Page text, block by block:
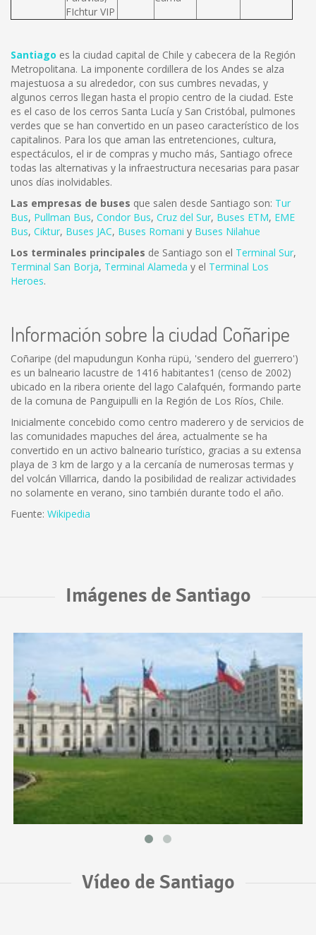
FIchtur VIP
Santiago es la ciudad capital de Chile y cabecera de la Región
Metropolitana. La imponente cordillera de los Andes se alza
majestuosa a su alrededor, con sus cumbres nevadas, y
algunos cerros llegan hasta el propio centro de la ciudad. Este
es el caso de los cerros Santa Lucía y San Cristóbal, pulmones
verdes que se han convertido en un paseo característico de los
capitalinos. Para los que aman las entretenciones, cultura,
espectáculos, el ir de compras y mucho más, Santiago ofrece
todas las alternativas y la infraestructura necesarias para pasar
unos días inolvidables.
Las empresas de buses que salen desde Santiago son: Tur
Bus, Pullman Bus, Condor Bus, Cruz del Sur, Buses ETM, EME
Bus, Ciktur, Buses JAC, Buses Romani y Buses Nilahue
Los terminales principales de Santiago son el Terminal Sur,
Terminal San Borja, Terminal Alameda y el Terminal Los
Heroes.
Información sobre la ciudad Coñaripe
Coñaripe (del mapudungun Konha rüpü, 'sendero del guerrero')
es un balneario lacustre de 1416 habitantes1 (censo de 2002)
ubicado en la ribera oriente del lago Calafquén, formando parte
de la comuna de Panguipulli en la Región de Los Ríos, Chile.
Inicialmente concebido como centro maderero y de servicios de
las comunidades mapuches del área, actualmente se ha
convertido en un activo balneario turístico, gracias a su extensa
playa de 3 km de largo y a la cercanía de numerosas termas y
del volcán Villarrica, dando la posibilidad de realizar actividades
no solamente en verano, sino también durante todo el año.
Fuente: Wikipedia
Imágenes de Santiago
Vídeo de Santiago